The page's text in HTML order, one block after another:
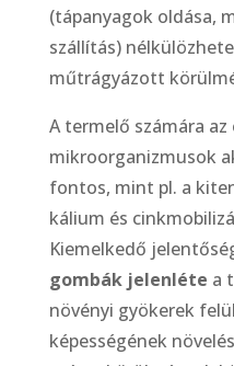
(tápanyagok oldása,
szállítás)
műtrágyázott
A termelő számára az
mikroorganizmusok
fontos, mint pl. a
kálium és
Kiemelkedő
gombák jelenléte a
növényi gyökerek
képességének